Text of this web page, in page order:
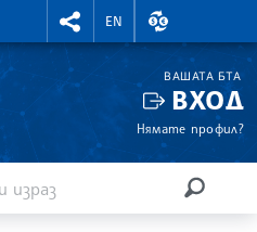
RIGHTMENU.SOCIAL
EN
ВАЛУТНИ
ВАШАТА БТА
ВХОД
Нямате профил?